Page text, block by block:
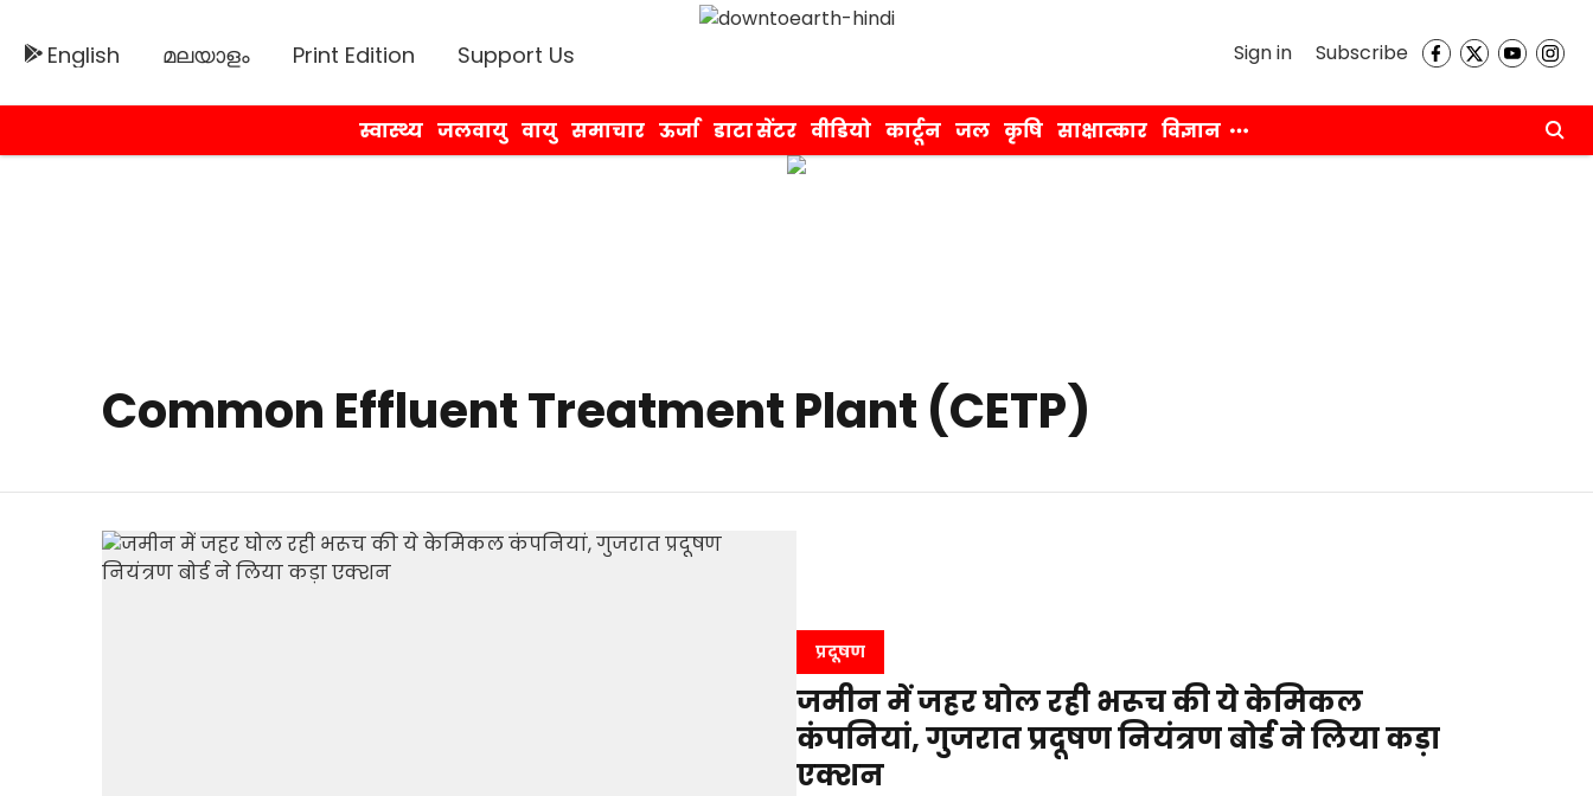
English മലയാളം Print Edition Support Us Sign in Subscribe
स्वास्थ्य जलवायु वायु समाचार ऊर्जा डाटा सेंटर वीडियो कार्टून जल कृषि साक्षात्कार विज्ञान
Common Effluent Treatment Plant (CETP)
प्रदूषण
जमीन में जहर घोल रही भरूच की ये केमिकल
कंपनियां, गुजरात प्रदूषण नियंत्रण बोर्ड ने लिया कड़ा
एक्शन